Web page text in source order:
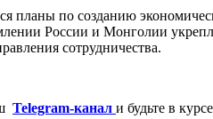
планы по созданию
России и Монголии
сотрудничества.
Telegram-канал и будьте в